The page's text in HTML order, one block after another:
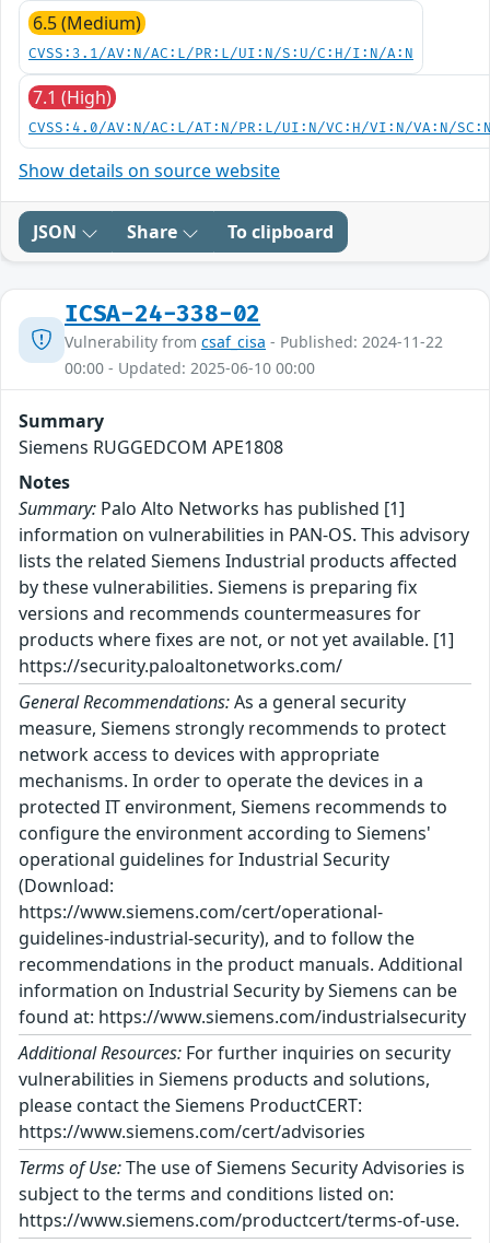
6.5 (Medium)
CVSS:3.1/AV:N/AC:L/PR:L/UI:N/S:U/C:H/I:N/A:N
7.1 (High)
CVSS:4.0/AV:N/AC:L/AT:N/PR:L/UI:N/VC:H/VI:N/VA:N/
Show details on source website
JSON Share To clipboard
ICSA-24-338-02
Vulnerability from csaf_cisa - Published: 2024-11-22
00:00 - Updated: 2025-06-10 00:00
Summary
Siemens RUGGEDCOM APE1808
Notes
Summary: Palo Alto Networks has published [1]
information on vulnerabilities in PAN-OS. This advisory
lists the related Siemens Industrial products affected
by these vulnerabilities. Siemens is preparing fix
versions and recommends countermeasures for
products where fixes are not, or not yet available. [1]
https://security.paloaltonetworks.com/
General Recommendations:As a general security
measure, Siemens strongly recommends to protect
network access to devices with appropriate
mechanisms. In order to operate the devices in a
protected IT environment, Siemens recommends to
configure the environment according to Siemens'
operational guidelines for Industrial Security
(Download:
https://www.siemens.com/cert/operational-
guidelines-industrial-security), and to follow the
recommendations in the product manuals. Additional
information on Industrial Security by Siemens can be
found at: https://www.siemens.com/industrialsecurity
Additional Resources: For further inquiries on security
vulnerabilities in Siemens products and solutions,
please contact the Siemens ProductCERT:
https://www.siemens.com/cert/advisories
Terms of Use:The use of Siemens Security Advisories is
subject to the terms and conditions listed on:
https://www.siemens.com/productcert/terms-of-use.